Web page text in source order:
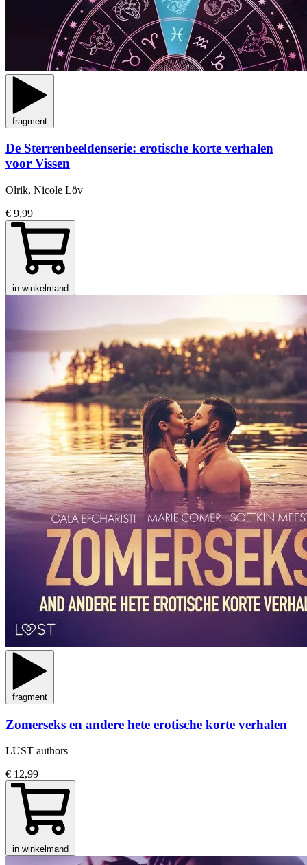
fragment
De Sterrenbeeldenserie: erotische korte verhalen
voor Vissen
Olrik, Nicole Löv
€ 9,99
in winkelmand
fragment
Zomerseks en andere hete erotische korte verhalen
LUST authors
€ 12,99
in winkelmand